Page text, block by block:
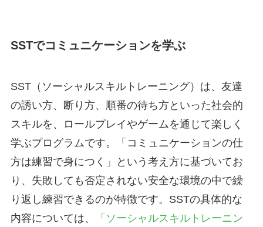
SSTでコミュニケーションを学ぶ
SST（ソーシャルスキルトレーニング）は、友達
の誘い方、断り方、順番の待ち方といった社会的
スキルを、ロールプレイやゲームを通じて楽しく
学ぶプログラムです。「コミュニケーションの仕
方は練習で身につく」という考え方に基づいてお
り、失敗しても否定されない安全な環境の中で繰
り返し練習できるのが特徴です。SSTの具体的な
内容については、
「ソーシャルスキルトレーニン